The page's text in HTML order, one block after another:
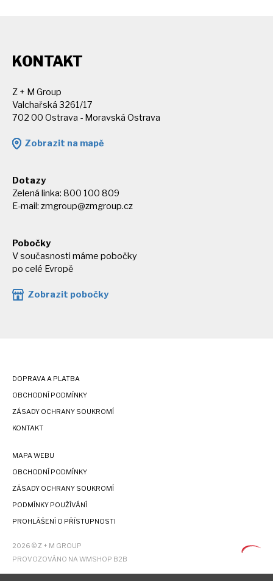
KONTAKT
Z + M Group
Valchařská 3261/17
702 00 Ostrava - Moravská Ostrava
Zobrazit na mapě
Dotazy
Zelená linka: 800 100 809
E-mail: zmgroup@zmgroup.cz
Pobočky
V současnosti máme pobočky
po celé Evropě
Zobrazit pobočky
DOPRAVA A PLATBA
OBCHODNÍ PODMÍNKY
ZÁSADY OCHRANY SOUKROMÍ
KONTAKT
MAPA WEBU
OBCHODNÍ PODMÍNKY
ZÁSADY OCHRANY SOUKROMÍ
PODMÍNKY POUŽÍVÁNÍ
PROHLÁŠENÍ O PŘÍSTUPNOSTI
2026 © Z + M GROUP
PROVOZOVÁNO NA WMSHOP B2B